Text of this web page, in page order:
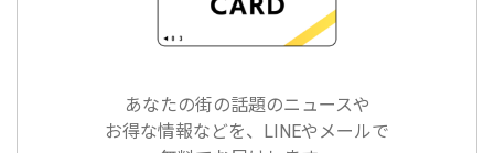
あなたの街の話題のニュースや
お得な情報などを、LINEやメールで